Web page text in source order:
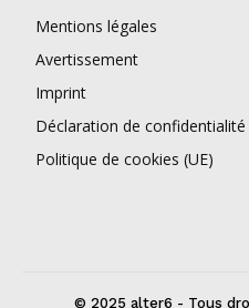
Mentions légales
Avertissement
Imprint
Déclaration de confidentialité
Politique de cookies (UE)
© 2025 alter6 - Tous